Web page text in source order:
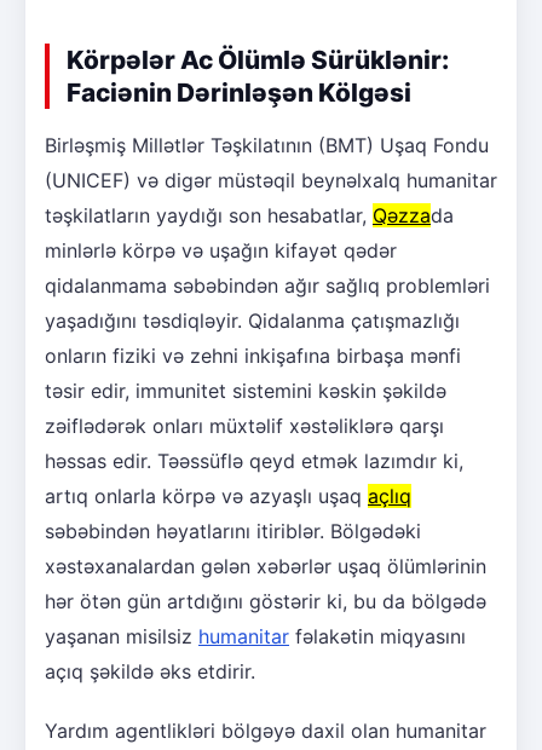
Körpələr Ac Ölümlə Sürüklənir:
Faciənin Dərinləşən Kölgəsi
Birləşmiş Millətlər Təşkilatının (BMT) Uşaq Fondu
(UNICEF) və digər müstəqil beynəlxalq humanitar
təşkilatların yaydığı son hesabatlar, Qəzzada
minlərlə körpə və uşağın kifayət qədər
qidalanmama səbəbindən ağır sağlıq problemləri
yaşadığını təsdiqləyir. Qidalanma çatışmazlığı
onların fiziki və zehni inkişafına birbaşa mənfi
təsir edir, immunitet sistemini kəskin şəkildə
zəiflədərək onları müxtəlif xəstəliklərə qarşı
həssas edir. Təəssüflə qeyd etmək lazımdır ki,
artıq onlarla körpə və azyaşlı uşaq açlıq
səbəbindən həyatlarını itiriblər. Bölgədəki
xəstəxanalardan gələn xəbərlər uşaq ölümlərinin
hər ötən gün artdığını göstərir ki, bu da bölgədə
yaşanan misilsiz humanitar fəlakətin miqyasını
açıq şəkildə əks etdirir.
Yardım agentlikləri bölgəyə daxil olan humanitar